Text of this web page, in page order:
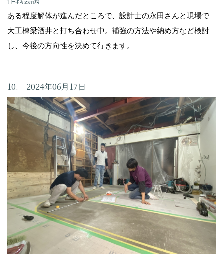
ある程度解体が進んだところで、設計士の永田さんと現場で
大工棟梁酒井と打ち合わせ中。補強の方法や納め方など検討
し、今後の方向性を決めて行きます。
10. 2024年06月17日